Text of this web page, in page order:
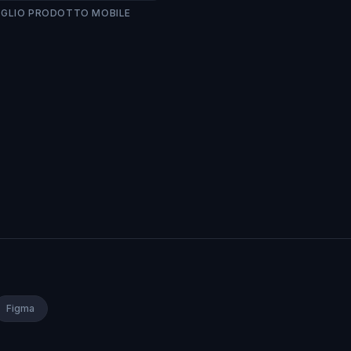
PRODOTTO MOBILE
Figma